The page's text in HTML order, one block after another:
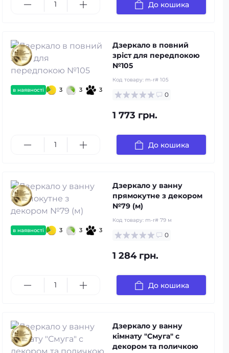
До кошика
в наявності 3 3 3
Дзеркало в повний
зріст для передпокою
№105
Код товару: m-r# 105
0
1 773 грн.
До кошика
в наявності 3 3 3
Дзеркало у ванну
прямокутне з декором
№79 (м)
Код товару: m-r# 79 м
0
1 284 грн.
До кошика
Дзеркало у ванну
кімнату "Смуга" с
декором та поличкою